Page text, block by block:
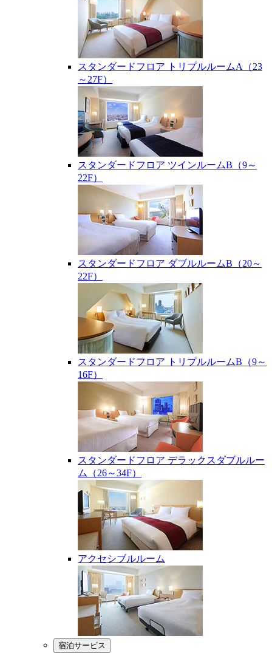
スタンダードフロア トリプルルームA（23
～27F）
スタンダードフロア ツインルームB（9～
22F）
スタンダードフロア ダブルルームB（20～
22F）
スタンダードフロア トリプルルームB（9～
16F）
スタンダードフロア デラックスダブルルー
ム（26～34F）
アクセシブルルーム
宿泊サービス